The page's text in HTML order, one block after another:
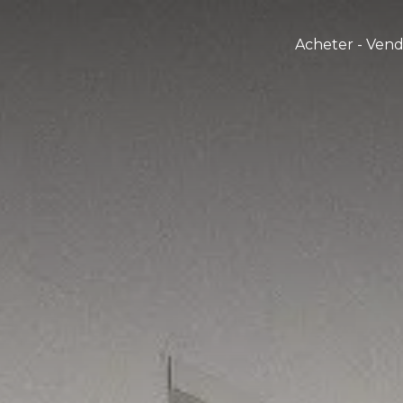
Acheter -